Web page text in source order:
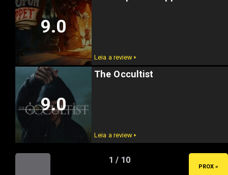
9.0
Leia a review 🢒
The Occultist
9.0
Leia a review 🢒
1 / 10
PROX »